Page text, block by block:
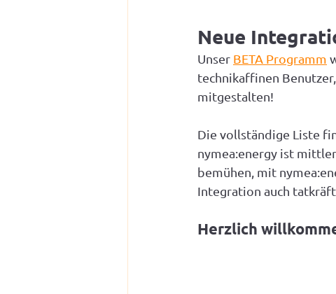
Neue
Unser BETA Programm
technikaffinen
mitgestalten!
Die vollständige Liste
nymea:energy ist
bemühen, mit
Integration auch
Herzlich